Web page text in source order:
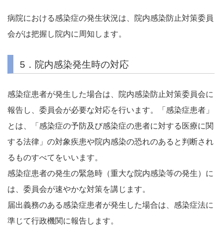
病院における感染症の発生状況は、院内感染防止対策委員
会がは把握し院内に周知します。
5．院内感染発生時の対応
感染症患者が発生した場合は、院内感染防止対策委員会に
報告し、委員会が必要な対応を行います。「感染症患者」
とは、「感染症の予防及び感染症の患者に対する医療に関
する法律」の対象疾患や院内感染の恐れのあると判断され
るものすべてをいいます。
感染症患者の発生の緊急時（重大な院内感染等の発生）に
は、委員会が速やかな対策を講じます。
届出義務のある感染症患者が発生した場合は、感染症法に
準じて行政機関に報告します。